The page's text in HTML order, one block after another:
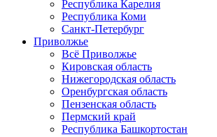
Республика Карелия
Республика Коми
Санкт-Петербург
Приволжье
Всё Приволжье
Кировская область
Нижегородская область
Оренбургская область
Пензенская область
Пермский край
Республика Башкортостан